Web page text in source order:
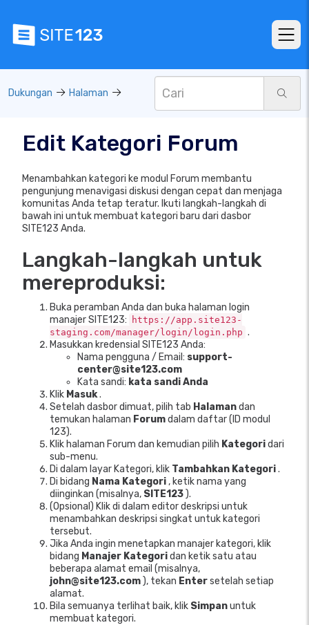
Dukungan Halaman
Edit Kategori Forum
Menambahkan kategori ke modul Forum membantu
pengunjung menavigasi diskusi dengan cepat dan menjaga
komunitas Anda tetap teratur. Ikuti langkah-langkah di
bawah ini untuk membuat kategori baru dari dasbor
SITE123 Anda.
Langkah-langkah untuk
mereproduksi:
Buka peramban Anda dan buka halaman login
manajer SITE123:
https://app.site123-
staging.com/manager/login/login.php .
Masukkan kredensial SITE123 Anda:
Nama pengguna / Email: support-
center@site123.com
Kata sandi: kata sandi Anda
Klik Masuk.
Setelah dasbor dimuat, pilih tab Halamandan
temukan halaman Forumdalam daftar (ID modul
123).
Klik halaman Forum dan kemudian pilih Kategoridari
sub-menu.
Di dalam layar Kategori, klik Tambahkan Kategori.
Di bidang Nama Kategori , ketik nama yang
diinginkan (misalnya, SITE123).
(Opsional) Klik di dalam editor deskripsi untuk
menambahkan deskripsi singkat untuk kategori
tersebut.
Jika Anda ingin menetapkan manajer kategori, klik
bidang Manajer Kategoridan ketik satu atau
beberapa alamat email (misalnya,
john@site123.com), tekan Entersetelah setiap
alamat.
Bila semuanya terlihat baik, klik Simpanuntuk
membuat kategori.